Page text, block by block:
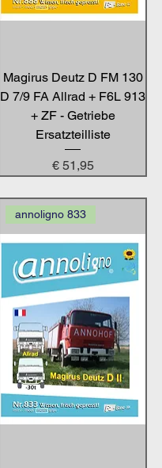
Magirus Deutz D FM 130
D 7/9 FA Allrad + F6L 913
+ ZF - Getriebe
Ersatzteilliste
Preis
€ 51,95
annoligno 833